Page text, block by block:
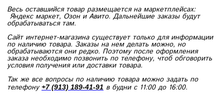
Весь оставшийся товар размещается на маркетплейсах:
Яндекс маркет, Озон и Авито. Дальнейшие заказы будут
обрабатываться там.
Сайт интернет-магазина существует только для информации
по наличию товара. Заказы на нем делать можно, но
обрабатываются они редко. Поэтому после оформления
заказа необходимо позвонить по телефону, чтоб обговорить
условия получения или доставки товара.
Так же все вопросы по наличию товара можно задать по
телефону+7 (913) 189-41-91 в будни с 11:00 до 16:00.